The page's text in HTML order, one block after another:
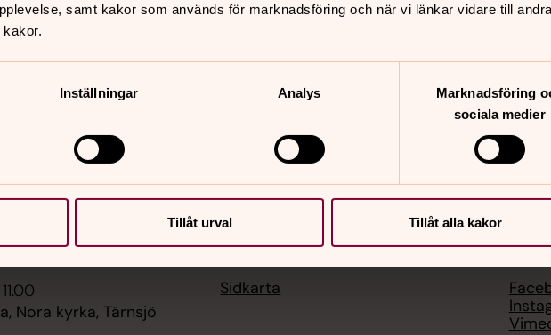
samt kakor som används för marknadsföring och när vi länkar vidare till andra
Inställningar Analys
Marknadsföring
sociala medier
Tillåt urval Tillåt alla kakor
Nora kyrka, Tärnsjö
Hitta snabbt
Sidkarta